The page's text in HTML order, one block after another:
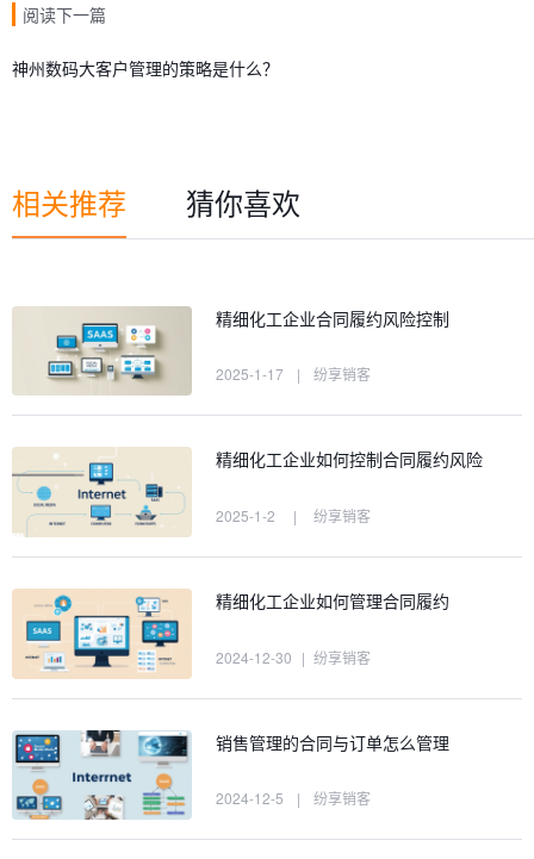
阅读下一篇
神州数码大客户管理的策略是什么？
相关推荐 猜你喜欢
精细化工企业合同履约风险控制
2025-1-17 | 纷享销客
精细化工企业如何控制合同履约风险
2025-1-2 | 纷享销客
精细化工企业如何管理合同履约
2024-12-30 | 纷享销客
销售管理的合同与订单怎么管理
2024-12-5 | 纷享销客